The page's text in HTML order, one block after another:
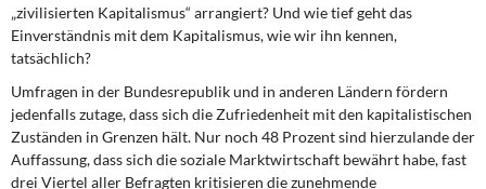
„zivilisierten Kapitalismus“ arrangiert? Und wie tief geht das
Einverständnis mit dem Kapitalismus, wie wir ihn kennen,
tatsächlich?
Umfragen in der Bundesrepublik und in anderen Ländern fördern
jedenfalls zutage, dass sich die Zufriedenheit mit den kapitalistischen
Zuständen in Grenzen hält. Nur noch 48 Prozent sind hierzulande der
Auffassung, dass sich die soziale Marktwirtschaft bewährt habe, fast
drei Viertel aller Befragten kritisieren die zunehmende